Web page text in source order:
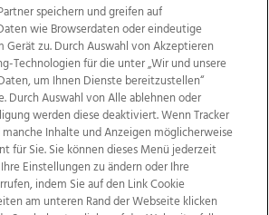
Mediadaten Kontakt Jobs
speichern und greifen auf
wie Browserdaten oder eindeutige
Gerät zu. Durch Auswahl von Akzeptieren
Technologien für die unter „Wir und unsere
um Ihnen Dienste bereitzustellen“
Durch Auswahl von Alle ablehnen oder
werden diese deaktiviert. Wenn Tracker
Inhalte und Anzeigen möglicherweise
für Sie. Sie können dieses Menü jederzeit
Einstellungen zu ändern oder Ihre
indem Sie auf den Link Cookie
am unteren Rand der Webseite klicken